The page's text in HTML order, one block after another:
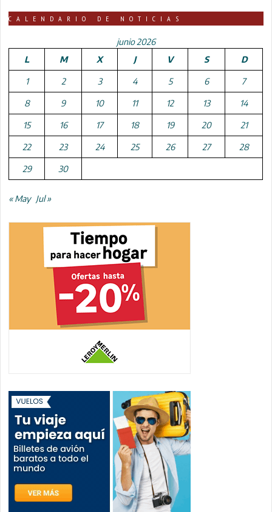
CALENDARIO DE NOTICIAS
junio 2026
L
M X J V S D
1 2 3 4 5 6 7
8 9 10 11 12 13 14
15 16 17 18 19 20 21
22 23 24 25 26 27 28
29 30
« May Jul »